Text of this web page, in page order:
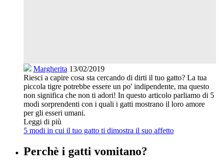
Margherita 13/02/2019
Riesci a capire cosa sta cercando di dirti il tuo gatto? La tua
piccola tigre potrebbe essere un po' indipendente, ma questo
non significa che non ti adori! In questo articolo parliamo di 5
modi sorprendenti con i quali i gatti mostrano il loro amore
per gli esseri umani.
Leggi di più
5 modi in cui il tuo gatto ti dimostra il suo affetto
Perchè i gatti vomitano?